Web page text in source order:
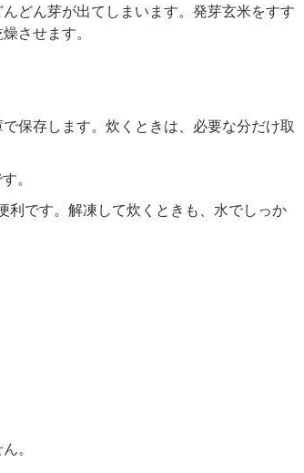
どん芽が出てしまいます。発芽玄米をすす
させます。
保存します。炊くときは、必要な分だけ取
。
利です。解凍して炊くときも、水でしっか
。